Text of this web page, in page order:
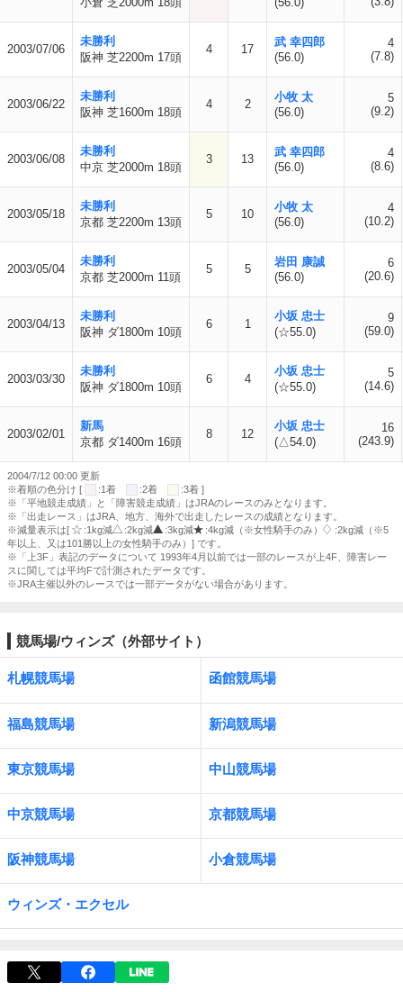
2003/07/06
未勝利
阪神 芝2200m 17頭
4 17
武 幸四郎
(56.0)
4
(7.8)
2003/06/22
未勝利
阪神 芝1600m 18頭
4 2
小牧 太
(56.0)
5
(9.2)
2003/06/08
未勝利
中京 芝2000m 18頭
3 13
武 幸四郎
(56.0)
4
(8.6)
2003/05/18
未勝利
京都 芝2200m 13頭
5 10
小牧 太
(56.0)
4
(10.2)
2003/05/04
未勝利
京都 芝2000m 11頭
5 5
岩田 康誠
(56.0)
6
(20.6)
2003/04/13
未勝利
阪神 ダ1800m 10頭
6 1
小坂 忠士
(☆55.0)
9
(59.0)
2003/03/30
未勝利
阪神 ダ1800m 10頭
6 4
小坂 忠士
(☆55.0)
5
(14.6)
2003/02/01
新馬
京都 ダ1400m 16頭
8 12
小坂 忠士
(△54.0)
16
(243.9)
2004/7/12 00:00 更新
※着順の色分け [
:1着 :2着
:3着 ]
※「平地競走成績」と「障害競走成績」はJRAのレースのみとなります。
※「出走レース」はJRA、地方、海外で出走したレースの成績となります。
※減量表示は[
:1kg減 :2kg減 :3kg減 :4kg減（※女性騎手のみ）
:2kg減（※5
年以上、又は101勝以上の女性騎手のみ）] です。
※「上3F」表記のデータについて 1993年4月以前では一部のレースが上4F、障害レー
スに関しては平均Fで計測されたデータです。
※JRA主催以外のレースでは一部データがない場合があります。
競馬場/ウィンズ（外部サイト）
札幌競馬場 函館競馬場
福島競馬場 新潟競馬場
東京競馬場 中山競馬場
中京競馬場 京都競馬場
阪神競馬場 小倉競馬場
ウィンズ・エクセル